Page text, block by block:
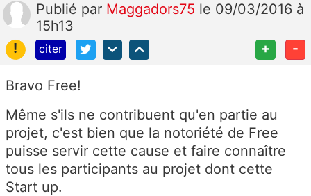
Publié par Maggadors75 le 09/03/2016 à
15h13
!
citer + -
Bravo Free!
Même s'ils ne contribuent qu'en partie au
projet, c'est bien que la notoriété de Free
puisse servir cette cause et faire connaître
tous les participants au projet dont cette
Start up.